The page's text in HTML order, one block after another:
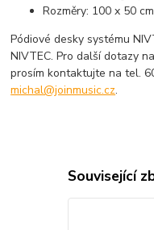
Rozměry: 100 x 50 cm
Pódiové desky systému
NIVTEC. Pro další dotazy
prosím kontaktujte na tel.
michal@joinmusic.cz.
Související